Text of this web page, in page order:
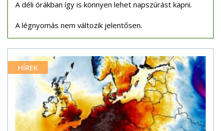
A déli órákban így is könnyen lehet napszúrást kapni.
A légnyomás nem változik jelentősen.
HÍREK